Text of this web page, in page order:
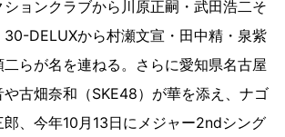
ョンクラブから川原正嗣・武田浩二そ
30-DELUXから村瀬文宣・田中精・泉紫
らが名を連ねる。さらに愛知県名古屋
古畑奈和（SKE48）が華を添え、ナゴ
、今年10月13日にメジャー2ndシング